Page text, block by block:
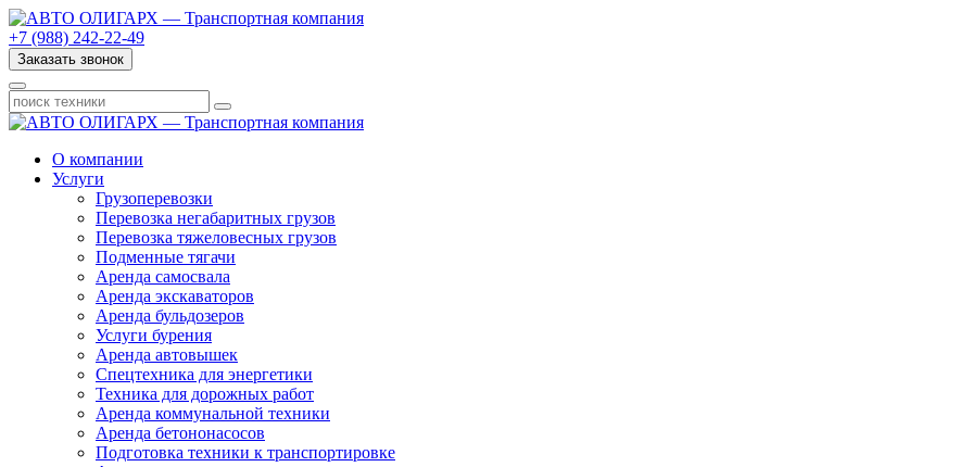
+7 (988) 242-22-49
Заказать звонок
О компании
Услуги
Грузоперевозки
Перевозка негабаритных грузов
Перевозка тяжеловесных грузов
Подменные тягачи
Аренда самосвала
Аренда экскаваторов
Аренда бульдозеров
Услуги бурения
Аренда автовышек
Спецтехника для энергетики
Техника для дорожных работ
Аренда коммунальной техники
Аренда бетононасосов
Подготовка техники к транспортировке